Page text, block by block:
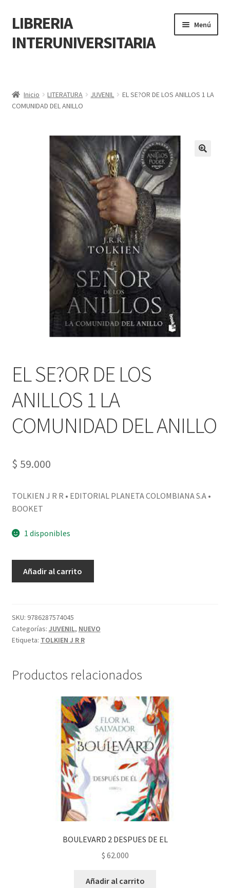
LIBRERIA
INTERUNIVERSITARIA
Menú
Carrito
Finalizar compra
Resumen de compra
POLÍTICA DE MANEJO DE INFORMACIÓN Y DATOS
PERSONALES DE CORPORACIÓN INTERUNIVERSITARIA DE
QUIÉNES SOMOS
Inicio LITERATURA JUVENIL
EL SE?OR DE LOS ANILLOS 1 LA
COMUNIDAD DEL ANILLO
EL SE?OR DE LOS
ANILLOS 1 LA
COMUNIDAD DEL ANILLO
$ 59.000
TOLKIEN J R R • EDITORIAL PLANETA COLOMBIANA S.A •
BOOKET
1 disponibles
Añadir al carrito
SKU: 9786287574045
Categorías: JUVENIL, NUEVO
Etiqueta: TOLKIEN J R R
Productos relacionados
BOULEVARD 2 DESPUES DE EL
$ 62.000
Añadir al carrito